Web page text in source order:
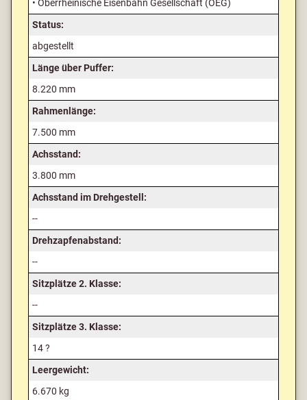
• Oberrheinische Eisenbahn Gesellschaft (OEG)
Status:
abgestellt
Länge über Puffer:
8.220 mm
Rahmenlänge:
7.500 mm
Achsstand:
3.800 mm
Achsstand im Drehgestell:
--
Drehzapfenabstand:
--
Sitzplätze 2. Klasse:
--
Sitzplätze 3. Klasse:
14 ?
Leergewicht:
6.670 kg